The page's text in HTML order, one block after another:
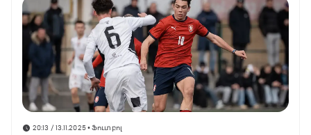
20:13 / 13.11.2025• Ֆուտբոլ